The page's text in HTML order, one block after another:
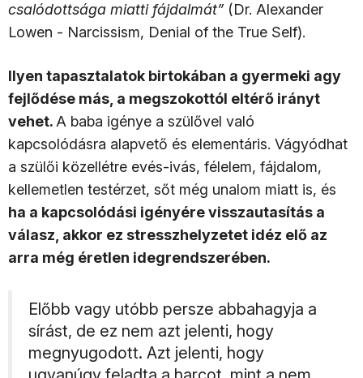
csalódottsága miatti fájdalmát” (Dr. Alexander
Lowen - Narcissism, Denial of the True Self).
Ilyen tapasztalatok birtokában a gyermeki agy
fejlődése más, a megszokottól eltérő irányt
vehet. A baba igénye a szülővel való
kapcsolódásra alapvető és elementáris. Vágyódhat
a szülői közellétre evés-ivás, félelem, fájdalom,
kellemetlen testérzet, sőt még unalom miatt is, és
ha a kapcsolódási igényére visszautasítás a
válasz, akkor ez stresszhelyzetet idéz elő az
arra még éretlen idegrendszerében.
Előbb vagy utóbb persze abbahagyja a
sírást, de ez nem azt jelenti, hogy
megnyugodott. Azt jelenti, hogy